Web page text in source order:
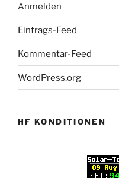
Anmelden
Eintrags-Feed
Kommentar-Feed
WordPress.org
HF KONDITIONEN